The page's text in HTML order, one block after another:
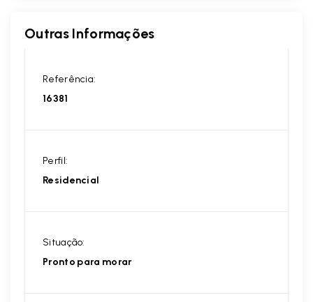
Outras Informações
Referência:
16381
Perfil:
Residencial
Situação:
Pronto para morar